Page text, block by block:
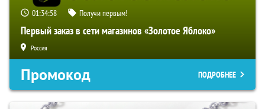
01:34:57 Получи первым!
Первый заказ в сети магазинов «Золотое Яблоко»
Россия
Промокод ПОДРОБНЕЕ